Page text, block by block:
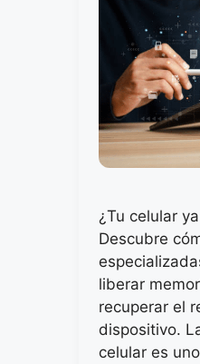
¿Tu celular
Descubre
liberar
recuperar el
dispositivo.
celular es